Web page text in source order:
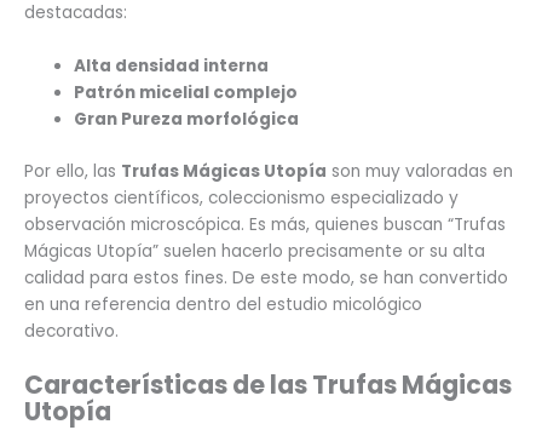
destacadas:
Alta densidad interna
Patrón micelial complejo
Gran Pureza morfológica
Por ello, las Trufas Mágicas Utopía son muy valoradas en
proyectos científicos, coleccionismo especializado y
observación microscópica. Es más, quienes buscan “Trufas
Mágicas Utopía” suelen hacerlo precisamente or su alta
calidad para estos fines. De este modo, se han convertido
en una referencia dentro del estudio micológico
decorativo.
Características de las Trufas Mágicas
Utopía